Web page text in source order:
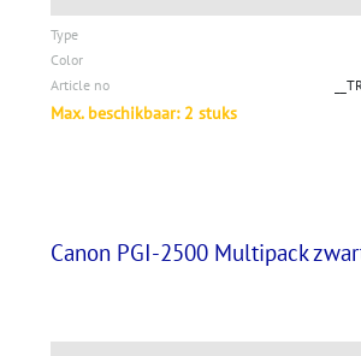
Type
Color
Article no
Max. beschikbaar: 2 stuks
Canon PGI-2500 Multipack